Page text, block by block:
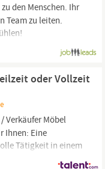
den Menschen. Ihr
Team zu leiten.
und vieles
und Shopartikel
oder Vollzeit
Verkäufer Möbel
Ihnen: Eine
Tätigkeit in einem
für